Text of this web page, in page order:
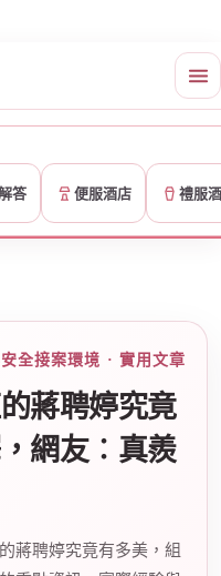
答 便服酒店 禮服
全接案環境 · 實用文章
蔣聘婷究竟
網友︰真羨
蔣聘婷究竟有多美，組